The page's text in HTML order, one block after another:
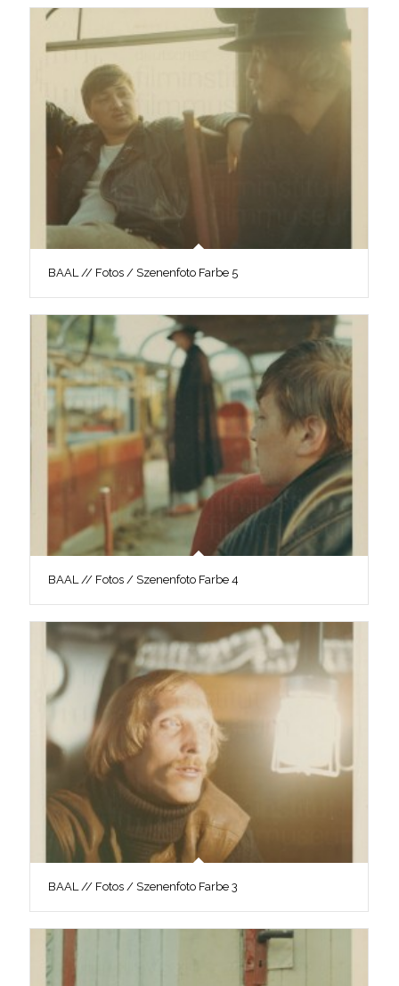
BAAL // Fotos / Szenenfoto Farbe 5
BAAL // Fotos / Szenenfoto Farbe 4
BAAL // Fotos / Szenenfoto Farbe 3